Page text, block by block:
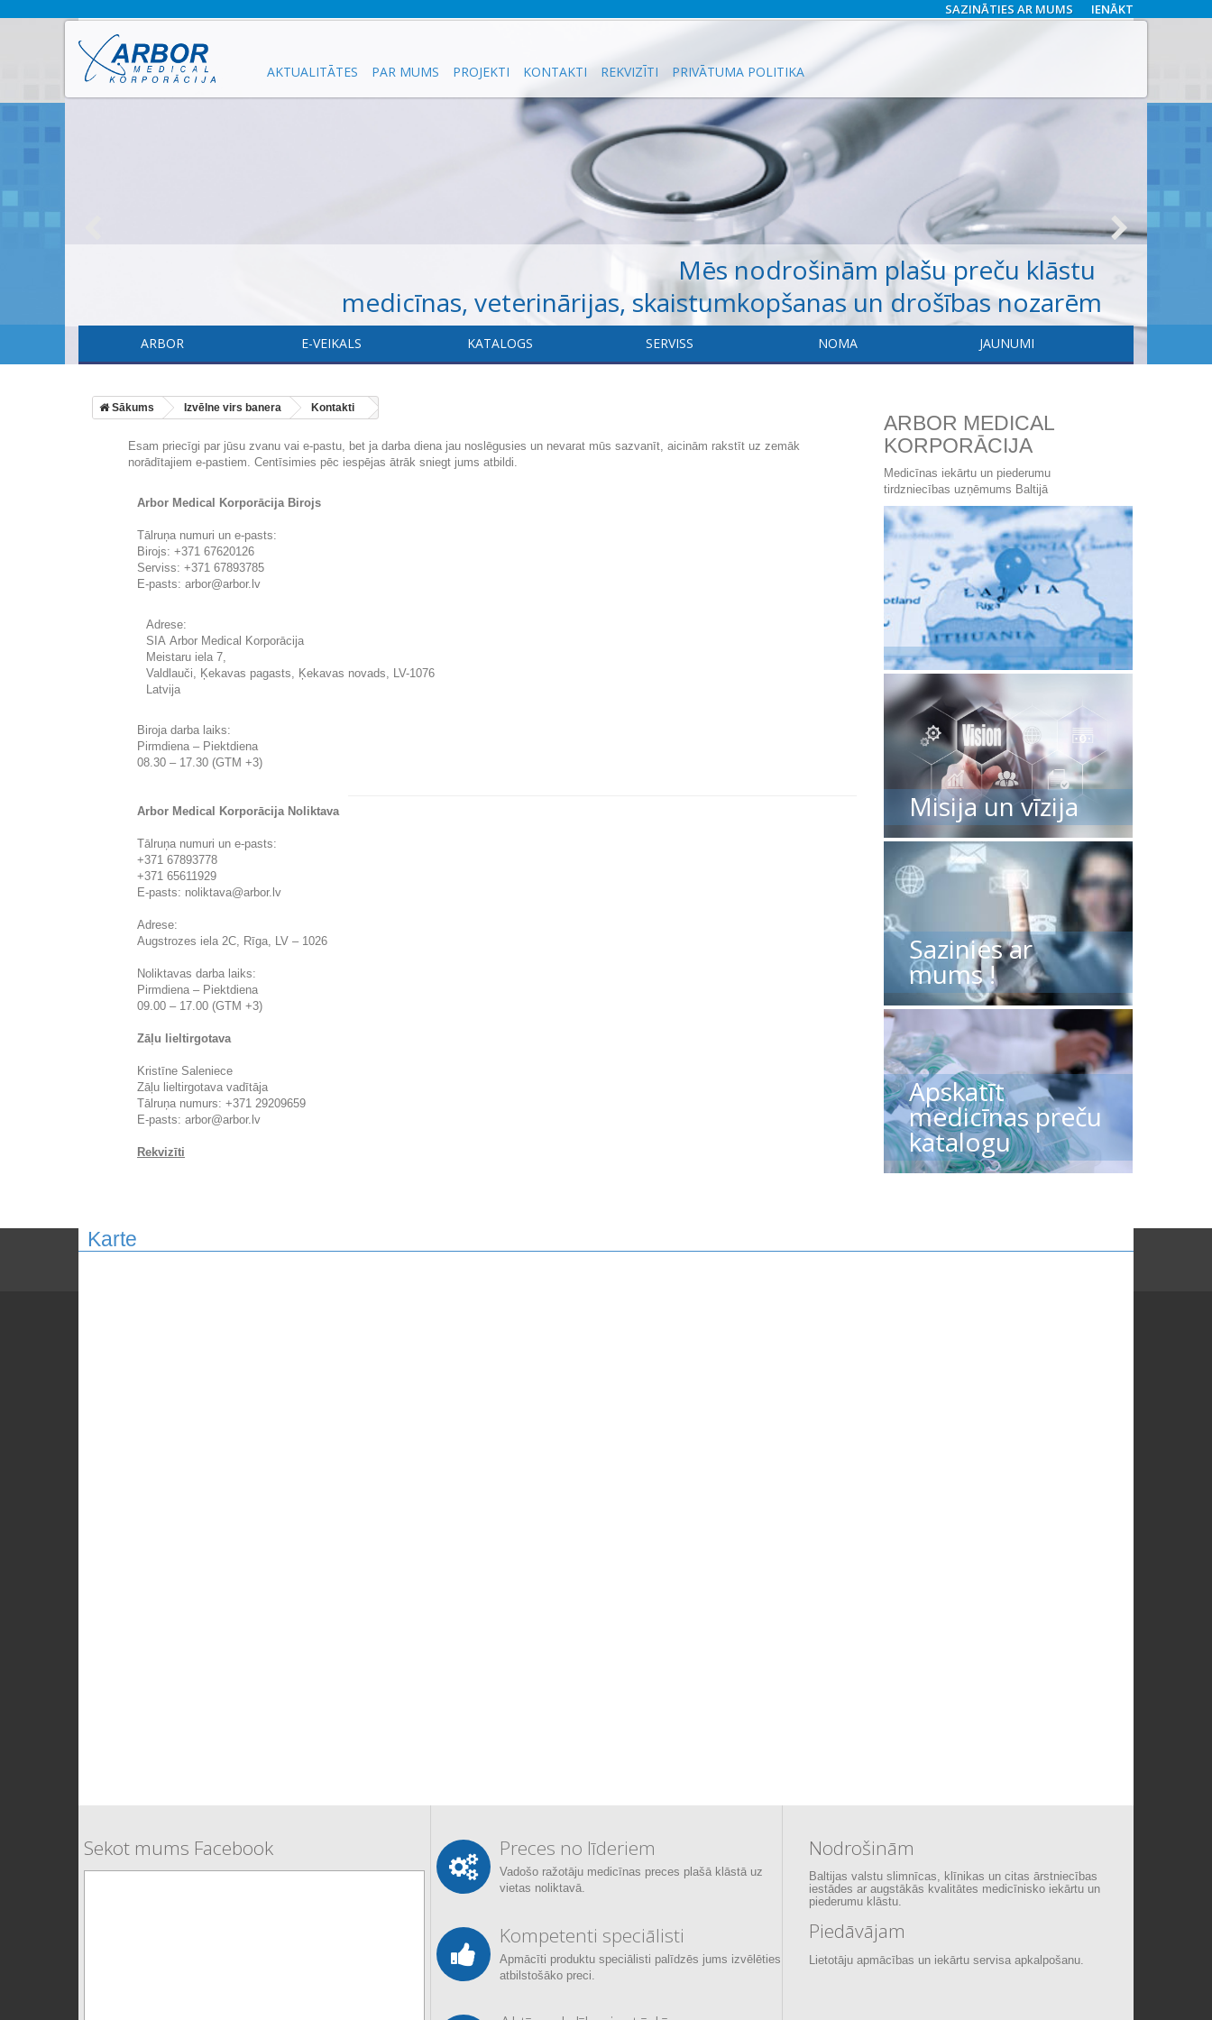
IENĀKT
SAZINĀTIES AR MUMS
AKTUALITĀTES PAR MUMS PROJEKTI KONTAKTI REKVIZĪTI PRIVĀTUMA POLITIKA
Mēs nodrošinām plašupreču klāstu
medicīnas, veterinārijas, skaistumkopšanas un drošības nozarēm
ARBOR E-VEIKALS KATALOGS ​SERVISS NOMA JAUNUMI
Sākums Izvēlne virs banera Kontakti
Esam priecīgi par jūsu zvanu vai e-pastu, bet ja darba diena jau noslēgusies un nevarat mūs sazvanīt, aicinām rakstīt uz zemāk
norādītajiem e-pastiem. Centīsimies pēc iespējas ātrāk sniegt jums atbildi.
Arbor Medical Korporācija Birojs
Tālruņa numuri un e-pasts:
Birojs: +371 67620126
Serviss: +371 67893785
E-pasts: arbor@arbor.lv
Adrese:
SIA Arbor Medical Korporācija
Meistaru iela 7,
Valdlauči, Ķekavas pagasts, Ķekavas novads, LV-1076
Latvija
Biroja darba laiks:
Pirmdiena – Piektdiena
08.30 – 17.30 (GTM +3)
Arbor Medical Korporācija Noliktava
Tālruņa numuri un e-pasts:
+371 67893778
+371 65611929
E-pasts: noliktava@arbor.lv
Adrese:
Augstrozes iela 2C, Rīga, LV – 1026
Noliktavas darba laiks:
Pirmdiena – Piektdiena
09.00 – 17.00 (GTM +3)
Zāļu lieltirgotava
Kristīne Saleniece
Zāļu lieltirgotava vadītāja
Tālruņa numurs: +371 29209659
E-pasts: arbor@arbor.lv
Rekvizīti
ARBOR MEDICAL
KORPORĀCIJA
Medicīnas iekārtu un piederumu
tirdzniecības uzņēmums Baltijā
Misija un vīzija
Sazinies ar
mums !
Apskatīt
medicīnas preču
katalogu
Karte
Sekot mums Facebook Preces no līderiem
Vadošo ražotāju medicīnas preces plašā klāstā uz
vietas noliktavā.
Kompetenti speciālisti
Apmācīti produktu speciālisti palīdzēs jums izvēlēties
atbilstošāko preci.
Nodrošinām
Baltijas valstu slimnīcas, klīnikas un citas ārstniecības
iestādes ar augstākās kvalitātes medicīnisko iekārtu un
piederumu klāstu.
Piedāvājam
Lietotāju apmācības un iekārtu servisa apkalpošanu.